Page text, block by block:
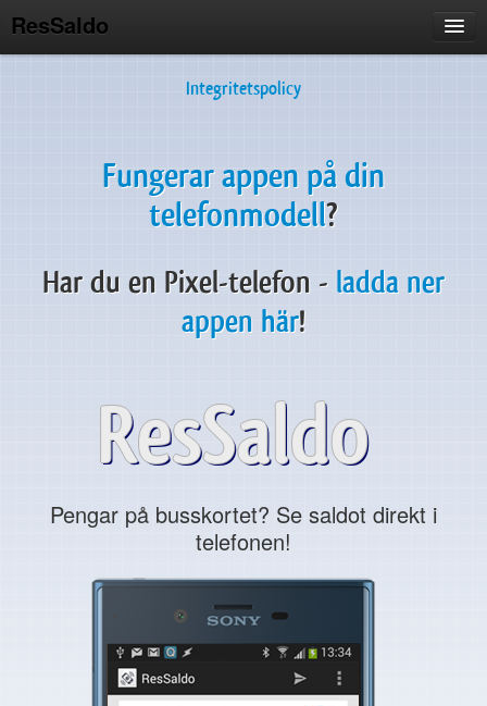
ResSaldo
Hur använder du appen?
Credits
Integritetspolicy
Fungerar appen på din
telefonmodell?
Har du en Pixel-telefon - ladda ner
appen här!
ResSaldo
Pengar på busskortet? Se saldot direkt i
telefonen!